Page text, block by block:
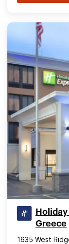
Greece
1635 West